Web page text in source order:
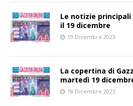
Le notizie
il 19 dicembre
19 Dicembre 2023
La copertina di
martedì 19
18 Dicembre 2023